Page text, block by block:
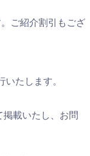
ご紹介割引もござ
たします。
載いたし、お問